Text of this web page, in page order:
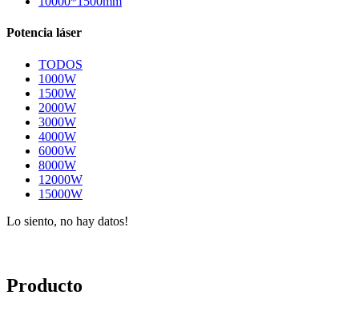
Potencia láser
TODOS
1000W
1500W
2000W
3000W
4000W
6000W
8000W
12000W
15000W
Lo siento, no hay datos!
Producto